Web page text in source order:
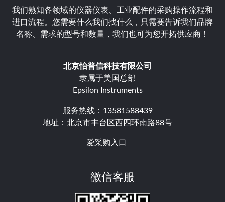
我们熟知各领域的仪器仪表、工业配件的采购操作流程和
进口流程。您需要什么我们找什么，只需要告诉我们品牌
名称、需求的型号和数量，我们也可为您开拓供应商！
北京怡普信科技有限公司
隶属于美国总部
Epsilon Instruments
服务热线：13581588439
地址：北京市丰台区西四环南路88号
爱采购入口
微信客服